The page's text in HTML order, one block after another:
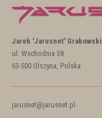
Jarek 'Jarusnet' Grabowski
ul. Wschodnia 38
63-500 Olszyna, Polska
jarusnet@jarusnet.pl